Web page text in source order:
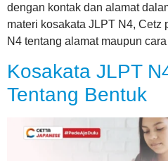
dengan kontak dan alamat
materi kosakata JLPT N4,
N4 tentang alamat maupun
Kosakata JLPT
Tentang Bentuk